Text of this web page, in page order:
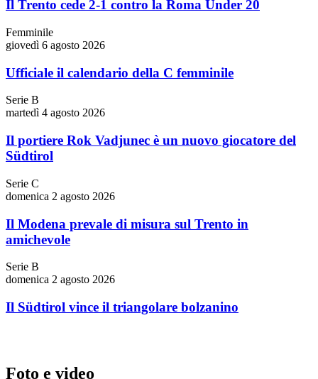
Il Trento cede 2-1 contro la Roma Under 20
Femminile
giovedì 6 agosto 2026
Ufficiale il calendario della C femminile
Serie B
martedì 4 agosto 2026
Il portiere Rok Vadjunec è un nuovo giocatore del
Südtirol
Serie C
domenica 2 agosto 2026
Il Modena prevale di misura sul Trento in
amichevole
Serie B
domenica 2 agosto 2026
Il Südtirol vince il triangolare bolzanino
Foto e video